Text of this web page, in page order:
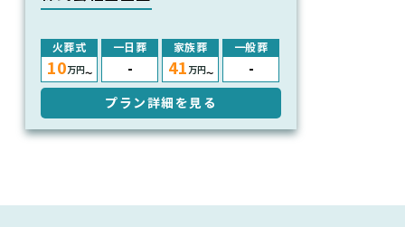
火葬式
10万円〜
一日葬
-
家族葬
41 万円〜
一般葬
-
プラン詳細を見る